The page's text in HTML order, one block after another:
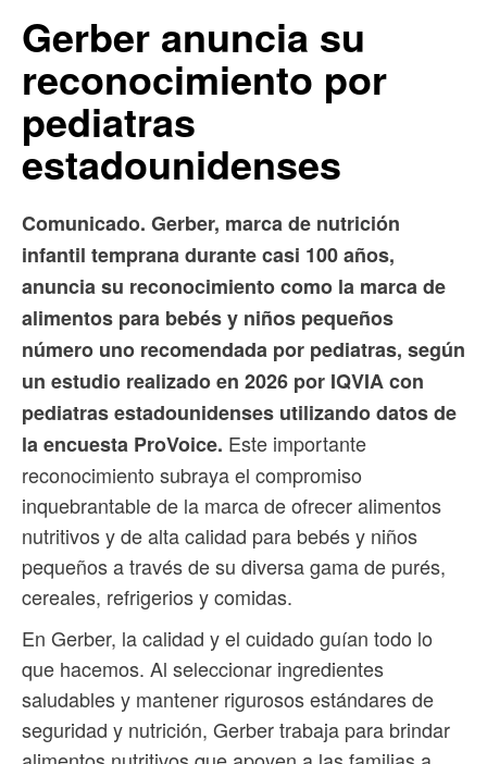
Gerber anuncia su
reconocimiento por
pediatras
estadounidenses
Comunicado. Gerber, marca de nutrición
infantil temprana durante casi 100 años,
anuncia su reconocimiento como la marca de
alimentos para bebés y niños pequeños
número uno recomendada por pediatras, según
un estudio realizado en 2026 por IQVIA con
pediatras estadounidenses utilizando datos de
la encuesta ProVoice. Este importante
reconocimiento subraya el compromiso
inquebrantable de la marca de ofrecer alimentos
nutritivos y de alta calidad para bebés y niños
pequeños a través de su diversa gama de purés,
cereales, refrigerios y comidas.
En Gerber, la calidad y el cuidado guían todo lo
que hacemos. Al seleccionar ingredientes
saludables y mantener rigurosos estándares de
seguridad y nutrición, Gerber trabaja para brindar